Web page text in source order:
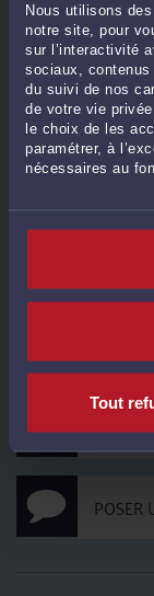
Nous utilisons
notre site, pour
sur l’interactivité
sociaux,
du suivi de nos
de votre vie
le choix de les
paramétrer, à
nécessaires au
Tout
CONTESTATION
PROFESSIONNELLE
ParAmandine MARIN
❌ Accident du travail
contester la décision
contester ? Un refus
POSER